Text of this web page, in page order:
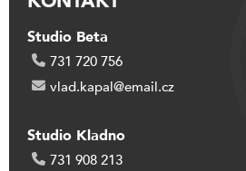
Studio Beta
731 720 756
vlad.kapal@email.cz
Studio Kladno
731 908 213